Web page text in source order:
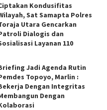
Kondusifitas
Sat Samapta Polres
Utara Gencarkan
Dialogis dan
Layanan 110
Jadi Agenda Rutin
Topoyo, Marlin :
Dengan Integritas
Dengan